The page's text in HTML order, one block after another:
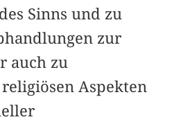
Sinns und zu
zur
auch zu
Aspekten